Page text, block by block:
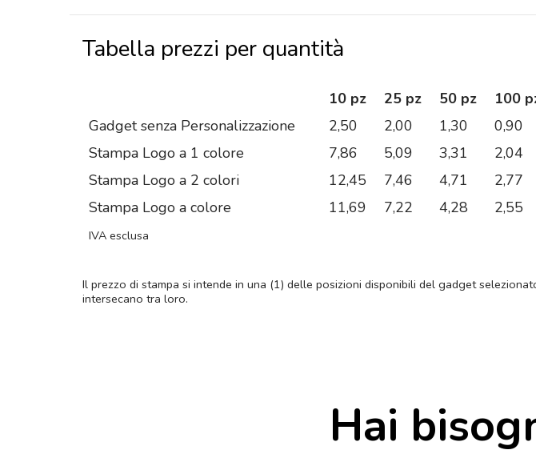
Tabella prezzi per quantità
10 pz 25 pz 50 pz 100
Gadget senza Personalizzazione
2,50 2,00 1,30 0,90
Stampa Logo a 1 colore
7,86 5,09 3,31 2,04
Stampa Logo a 2 colori
12,45 7,46 4,71 2,77
Stampa Logo a colore
11,69 7,22 4,28 2,55
IVA esclusa
Il prezzo di stampa si intende in una (1) delle posizioni disponibili del gadget
intersecano tra loro.
Hai